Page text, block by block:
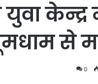
केन्द्र
से
0